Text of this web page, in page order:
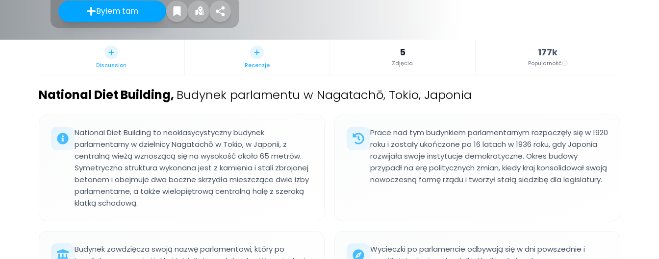
Byłem tam
Discussion Recenzje
5
Zdjęcia
177k
Popularność
National Diet Building, Budynek parlamentu w Nagatachō, Tokio, Japonia
National Diet Building to neoklasycystyczny budynek
parlamentarny w dzielnicy Nagatachō w Tokio, w Japonii, z
centralną wieżą wznoszącą się na wysokość około 65 metrów.
Symetryczna struktura wykonana jest z kamienia i stali zbrojonej
betonem i obejmuje dwa boczne skrzydła mieszczące dwie izby
parlamentarne, a także wielopiętrową centralną halę z szeroką
klatką schodową.
Prace nad tym budynkiem parlamentarnym rozpoczęły się w 1920
roku i zostały ukończone po 16 latach w 1936 roku, gdy Japonia
rozwijała swoje instytucje demokratyczne. Okres budowy
przypadł na erę politycznych zmian, kiedy kraj konsolidował swoją
nowoczesną formę rządu i tworzył stałą siedzibę dla legislatury.
Budynek zawdzięcza swoją nazwę parlamentowi, który po
Wycieczki po parlamencie odbywają się w dni powszednie i